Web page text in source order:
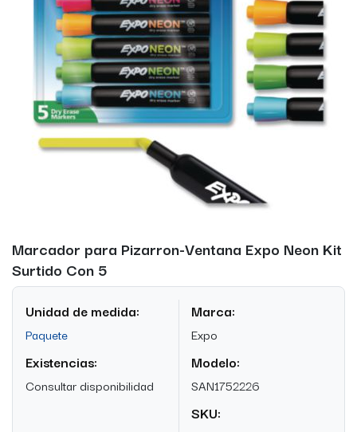
Marcador para Pizarron-Ventana Expo Neon Kit
Surtido Con 5
Unidad de medida:
Paquete
Existencias:
Consultar disponibilidad
Marca:
Expo
Modelo:
SAN1752226
SKU: